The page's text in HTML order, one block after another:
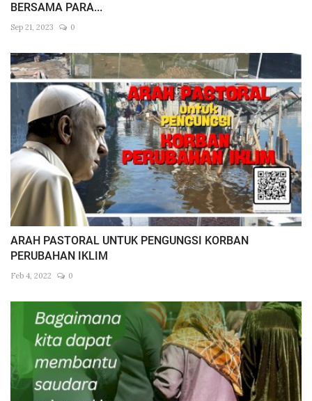
BERSAMA PARA...
Sep 21, 2023 0
ARAH PASTORAL UNTUK PENGUNGSI KORBAN
PERUBAHAN IKLIM
Feb 4, 2022 0